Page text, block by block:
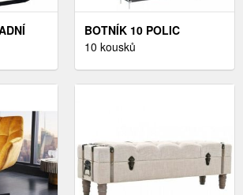
BOTNÍK 10 POLIC
DEKORHOME
10 kousků